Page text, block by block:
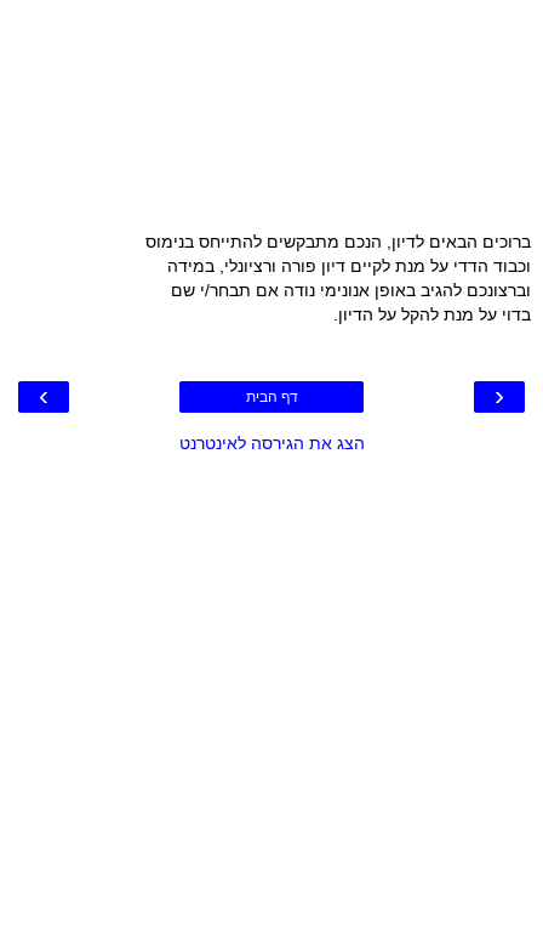
ברוכים הבאים לדיון, הנכם מתבקשים להתייחס בנימוס
וכבוד הדדי על מנת לקיים דיון פורה ורציונלי, במידה
וברצונכם להגיב באופן אנונימי נודה אם תבחר/י שם
בדוי על מנת להקל על הדיון.
‹
› דף הבית
הצג את הגירסה לאינטרנט